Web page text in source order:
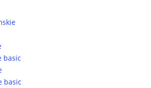
basic
basic